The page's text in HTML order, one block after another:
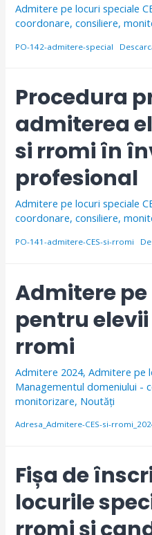
Admitere pe locuri speciale
coordonare, consiliere,
PO-142-admitere-special
Procedura
admiterea
si rromi în
profesional
Admitere pe locuri speciale
coordonare, consiliere,
PO-141-admitere-CES-si-rromi
Admitere
pentru elevii
rromi
Admitere 2024,Admitere pe
Managementul domeniului -
monitorizare, Noutăți
Adresa_Admitere-CES-si-
Fișa de
locurile